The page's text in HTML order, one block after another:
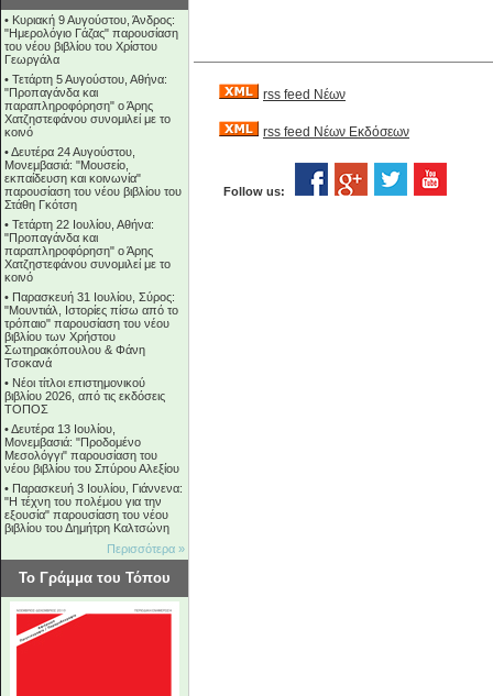
• Κυριακή 9 Αυγούστου, Άνδρος:
"Ημερολόγιο Γάζας" παρουσίαση
του νέου βιβλίου του Χρίστου
Γεωργάλα
• Τετάρτη 5 Αυγούστου, Αθήνα:
"Προπαγάνδα και
παραπληροφόρηση" ο Άρης
Χατζηστεφάνου συνομιλεί με το
κοινό
•Δευτέρα 24 Αυγούστου,
Μονεμβασιά: "Μουσείο,
εκπαίδευση και κοινωνία"
παρουσίαση του νέου βιβλίου του
Στάθη Γκότση
• Τετάρτη 22 Ιουλίου, Αθήνα:
"Προπαγάνδα και
παραπληροφόρηση" ο Άρης
Χατζηστεφάνου συνομιλεί με το
κοινό
• Παρασκευή 31 Ιουλίου, Σύρος:
"Μουντιάλ, Ιστορίες πίσω από το
τρόπαιο" παρουσίαση του νέου
βιβλίου των Χρήστου
Σωτηρακόπουλου & Φάνη
Τσοκανά
• Νέοι τίτλοι επιστημονικού
βιβλίου 2026, από τις εκδόσεις
ΤΟΠΟΣ
•Δευτέρα 13 Ιουλίου,
Μονεμβασιά: "Προδομένο
Μεσολόγγι" παρουσίαση του
νέου βιβλίου του Σπύρου Αλεξίου
• Παρασκευή 3 Ιουλίου, Γιάννενα:
"Η τέχνη του πολέμου για την
εξουσία" παρουσίαση του νέου
βιβλίου του Δημήτρη Καλτσώνη
Περισσότερα »
Το Γράμμα του Τόπου
rss feed Νέων
rss feed Νέων Εκδόσεων
Follow us: